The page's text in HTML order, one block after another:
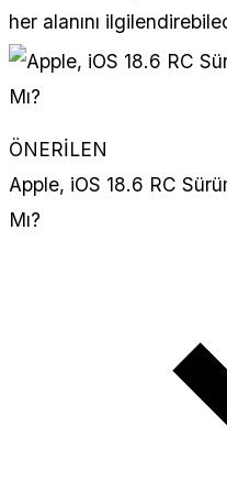
her alanını
ÖNERİLEN
Apple, iOS 18.6 RC
Mı?